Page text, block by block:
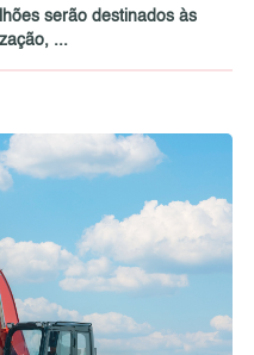
serão destinados às
...